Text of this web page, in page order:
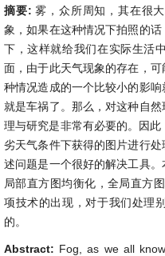
摘要:雾，众所周知，其在很
象，如果在这种情况下拍照的
下，这样就给我们在实际生活
面，由于此天气现象的存在，
种情况造成的一个比较小的影
就是车祸了。那么，对这种自
理与研究是非常有必要的。因
劣天气条件下获得的图片进行
述问题是一个很好的解决工具
局部直方图均衡化，全局直方
项技术的出现，对于我们处理
的。
Abstract: Fog, as we all